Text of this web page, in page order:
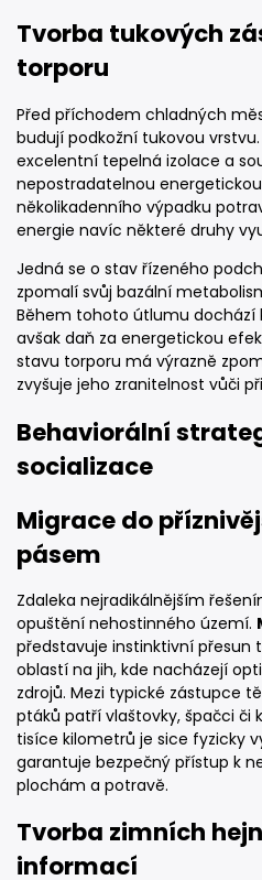
Tvorba tukových
torporu
Před příchodem chladných
budují podkožní tukovou
excelentní tepelná izolace a
nepostradatelnou
několikadenního výpadku
energie navíc některé druhy
Jedná se o stav řízeného
zpomalí svůj bazální
Během tohoto útlumu dochází
avšak daň za energetickou
stavu torporu má výrazně
zvyšuje jeho zranitelnost vůči
Behaviorální
socializace
Migrace do
pásem
Zdaleka nejradikálnějším
opuštění nehostinného území.
představuje instinktivní přesun
oblastí na jih, kde nacházejí
zdrojů. Mezi typické zástupce
ptáků patří vlaštovky, špačci či
tisíce kilometrů je sice fyzicky
garantuje bezpečný přístup k
plochám a potravě.
Tvorba zimních
informací